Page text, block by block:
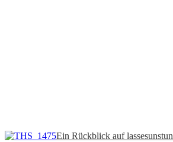
Ein Rückblick auf lassesunstun